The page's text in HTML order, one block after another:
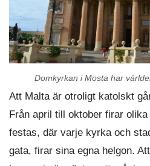
Domkyrkan i Mosta har
Att Malta är otroligt katolskt
Från april till oktober firar
festas, där varje kyrka och
gata, firar sina egna helgon.